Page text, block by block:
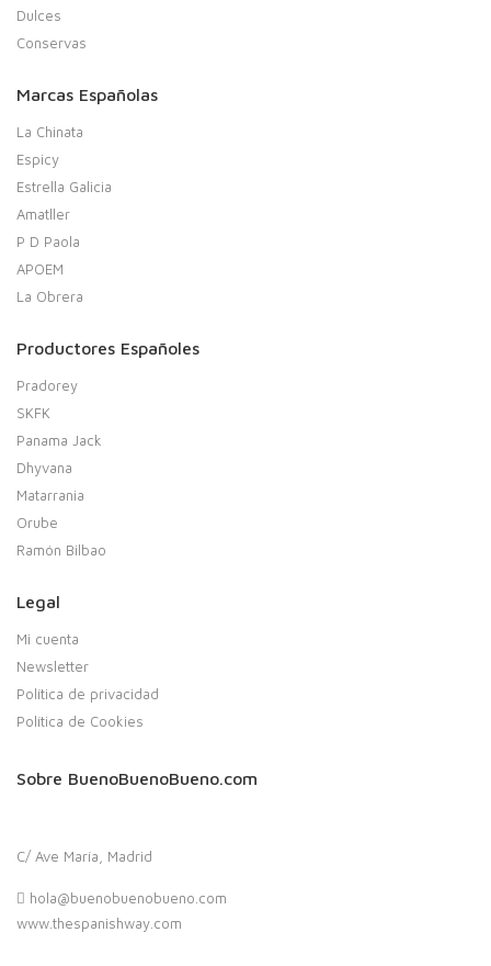
Dulces
Conservas
Marcas Españolas
La Chinata
Espicy
Estrella Galicia
Amatller
P D Paola
APOEM
La Obrera
Productores Españoles
Pradorey
SKFK
Panama Jack
Dhyvana
Matarrania
Orube
Ramón Bilbao
Legal
Mi cuenta
Newsletter
Política de privacidad
Política de Cookies
Sobre BuenoBuenoBueno.com
C/ Ave María, Madrid
hola@buenobuenobueno.com
www.thespanishway.com